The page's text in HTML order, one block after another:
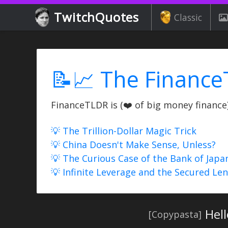
TwitchQuotes Classic
📝📈 The
FinanceTLDR is (❤️ of big money
💡 The Trillion-Dollar Magic Trick
💡 China Doesn't Make Sense, Unless?
💡 The Curious Case of the Bank of
💡 Infinite Leverage and the Secured
[Copypasta]